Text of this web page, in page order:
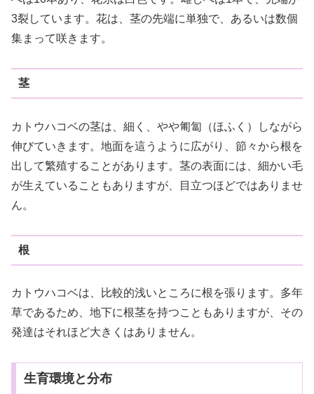
3裂しています。花は、茎の先端に単独で、あるいは数個
集まって咲きます。
茎
カトウハコベの茎は、細く、やや匍匐（ほふく）しながら
伸びていきます。地面を這うように広がり、節々から根を
出して繁殖することがあります。茎の表面には、細かい毛
が生えていることもありますが、目立つほどではありませ
ん。
根
カトウハコベは、比較的浅いところに根を張ります。多年
草であるため、地下に根茎を持つこともありますが、その
発達はそれほど大きくはありません。
生育環境と分布